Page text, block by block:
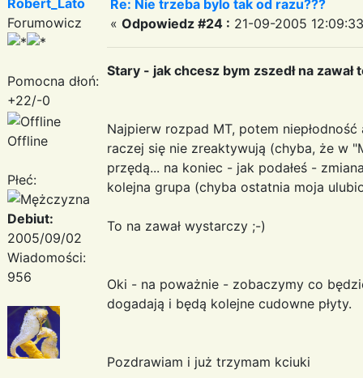
Forumowicz
Pomocna dłoń:
+22/-0
Offline
Płeć:
Debiut:
2005/09/02
Wiadomości:
956
Re: Nie trzeba bylo tak od razu???
« Odpowiedz #24 : 21-09-2005
Stary - jak chcesz bym zszedł na
Najpierw rozpad MT, potem
raczej się nie zreaktywują (chyba, że w
przędą... na koniec - jak podałeś -
kolejna grupa (chyba ostatnia moja
To na zawał wystarczy ;-)
Oki - na poważnie - zobaczymy co
dogadają i będą kolejne cudowne płyty.
Pozdrawiam i już trzymam kciuki